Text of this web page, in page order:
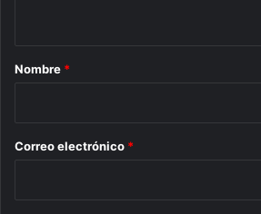
r
*
Nombre *
Correo electrónico *